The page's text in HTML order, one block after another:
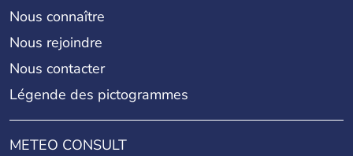
Nous connaître
Nous rejoindre
Nous contacter
Légende des pictogrammes
METEO CONSULT